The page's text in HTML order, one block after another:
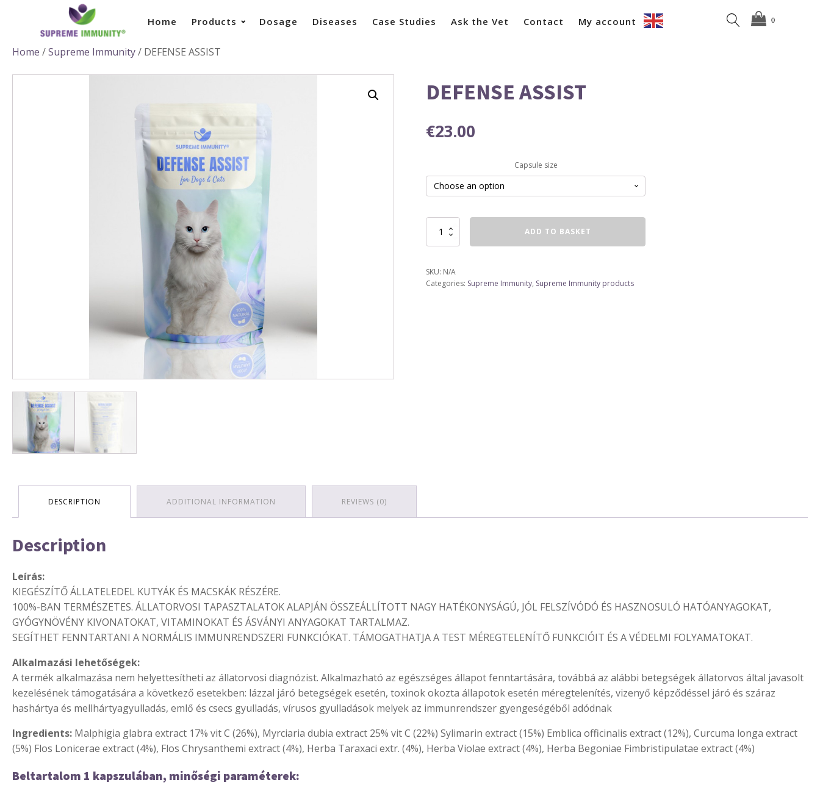
Home Products Dosage Diseases Case Studies Ask the Vet Contact My account
Home /Supreme Immunity/ DEFENSE ASSIST
DEFENSE ASSIST
€23.00
Capsule size
DEFENSE
ADD TO BASKET
SKU: N/A
Categories: Supreme Immunity, Supreme Immunity products
DESCRIPTION ADDITIONAL INFORMATION REVIEWS (0)
Description
Leírás:
KIEGÉSZÍTŐ ÁLLATELEDEL KUTYÁK ÉS MACSKÁK RÉSZÉRE.
100%-BAN TERMÉSZETES. ÁLLATORVOSI TAPASZTALATOK ALAPJÁN ÖSSZEÁLLÍTOTT NAGY HATÉKONYSÁGÚ, JÓL FELSZÍVÓDÓ ÉS HASZNOSULÓ HATÓANYAGOKAT,
GYÓGYNÖVÉNY KIVONATOKAT, VITAMINOKAT ÉS ÁSVÁNYI ANYAGOKAT TARTALMAZ.
SEGÍTHET FENNTARTANI A NORMÁLIS IMMUNRENDSZERI FUNKCIÓKAT. TÁMOGATHATJA A TEST MÉREGTELENÍTŐ FUNKCIÓIT ÉS A VÉDELMI FOLYAMATOKAT.
Alkalmazási lehetőségek:
A termék alkalmazása nem helyettesítheti az állatorvosi diagnózist. Alkalmazható az egészséges állapot fenntartására, továbbá az alábbi betegségek állatorvos által javasolt
kezelésének támogatására a következő esetekben: lázzal járó betegségek esetén, toxinok okozta állapotok esetén méregtelenítés, vizenyő képződéssel járó és száraz
hashártya és mellhártyagyulladás, emlő és csecs gyulladás, vírusos gyulladások melyek az immunrendszer gyengeségéből adódnak
Ingredients: Malphigia glabra extract 17% vit C (26%), Myrciaria dubia extract 25% vit C (22%) Sylimarin extract (15%) Emblica officinalis extract (12%), Curcuma longa extract
(5%) Flos Lonicerae extract (4%), Flos Chrysanthemi extract (4%), Herba Taraxaci extr. (4%), Herba Violae extract (4%), Herba Begoniae Fimbristipulatae extract (4%)
Beltartalom 1 kapszulában, minőségi paraméterek: